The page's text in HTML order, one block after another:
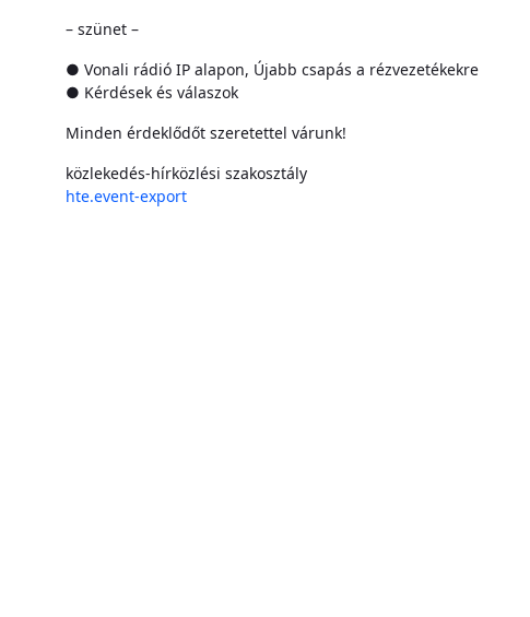
– szünet –
● Vonali rádió IP alapon, Újabb csapás a rézvezetékekre
● Kérdések és válaszok
Minden érdeklődőt szeretettel várunk!
közlekedés-hírközlési szakosztály
hte.event-export